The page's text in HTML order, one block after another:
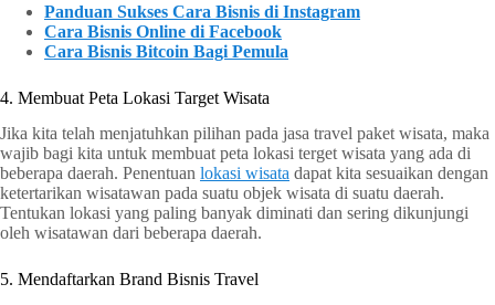
Panduan Sukses Cara Bisnis di Instagram
Cara Bisnis Online di Facebook
Cara Bisnis Bitcoin Bagi Pemula
4. Membuat Peta Lokasi Target Wisata
Jika kita telah menjatuhkan pilihan pada jasa travel paket wisata, maka
wajib bagi kita untuk membuat peta lokasi terget wisata yang ada di
beberapa daerah. Penentuan lokasi wisata dapat kita sesuaikan dengan
ketertarikan wisatawan pada suatu objek wisata di suatu daerah.
Tentukan lokasi yang paling banyak diminati dan sering dikunjungi
oleh wisatawan dari beberapa daerah.
5. Mendaftarkan Brand Bisnis Travel